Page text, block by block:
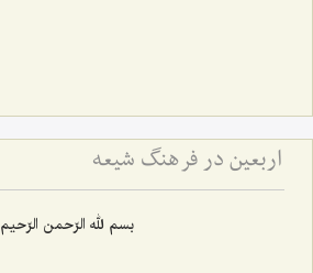
اربعین در فرهنگ شیعه
بسم لله الرّحمن الرّحیم